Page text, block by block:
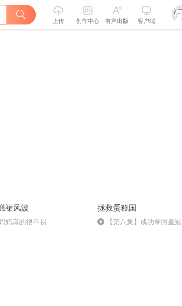
上传 创作中心 有声出版 客户端
裙风波
妈真的很不易
拯救蛋糕国
【第八集】成功拿回皇冠